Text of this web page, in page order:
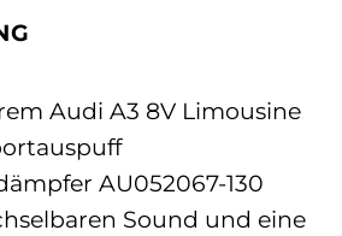
Audi A3 8V Limousine
AU052067-130
Sound und eine